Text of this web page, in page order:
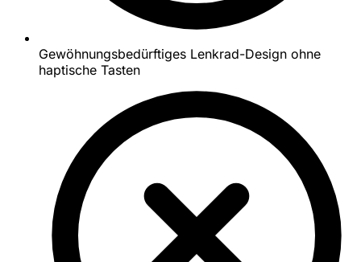
Gewöhnungsbedürftiges Lenkrad-Design ohne
haptische Tasten